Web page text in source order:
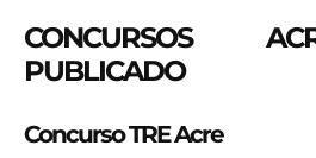
CONCURSOS
PUBLICADO
Concurso TRE Acre